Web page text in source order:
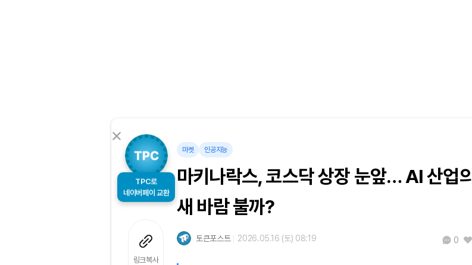
TPC로
네이버페이 교환
링크복사
마켓 인공지능
마키나락스, 코스닥 상장 눈앞… AI 산업의
새 바람 불까?
토큰포스트 2026.05.16 (토) 08:19 0